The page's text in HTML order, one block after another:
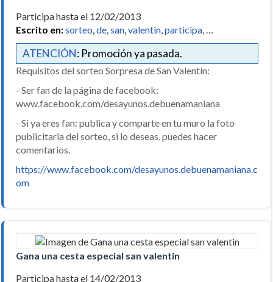
Participa hasta el 12/02/2013
Escrito en:sorteo de san valentin participa
ATENCIÓN: Promoción ya pasada.
Requisitos del sorteo Sorpresa de San Valentín:
- Ser fan de la página de facebook:
www.facebook.com/desayunos.debuenamaniana
- Si ya eres fan: publica y comparte en tu muro la foto
publicitaria del sorteo, si lo deseas, puedes hacer
comentarios.
https://www.facebook.com/desayunos.debuenamaniana.c
om
Gana una cesta especial san valentin
Participa hasta el 14/02/2013